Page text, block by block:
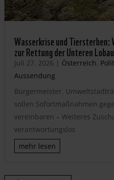
Wasserkrise und
zur Rettung der Unteren Lobau
Juli 27, 2026 | Österreich,
Aussendung
Bürgermeister,
sollen Sofortmaßnahmen
vereinbaren – Weiteres
verantwortungslos
mehr lesen